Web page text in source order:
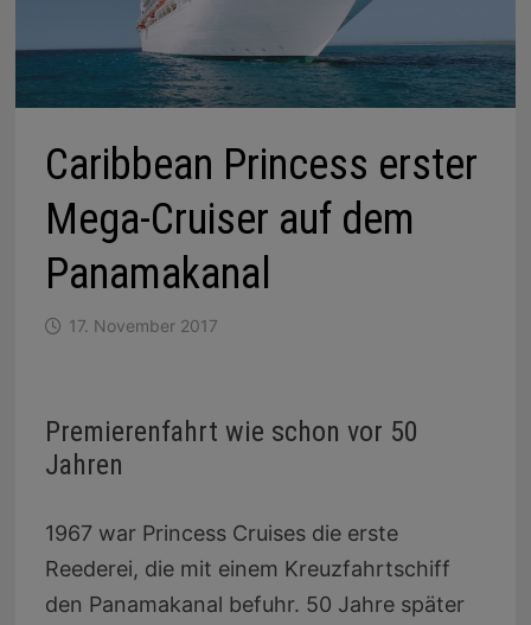
Caribbean Princess erster
Mega-Cruiser auf dem
Panamakanal
17. November 2017
Premierenfahrt wie schon vor 50
Jahren
1967 war Princess Cruises die erste
Reederei, die mit einem Kreuzfahrtschiff
den Panamakanal befuhr. 50 Jahre später